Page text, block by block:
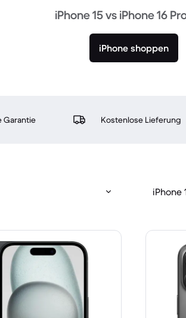
iPhone 15 vs iPhone 16
iPhone shoppen
Garantie Kostenlose Lieferung
iPhone